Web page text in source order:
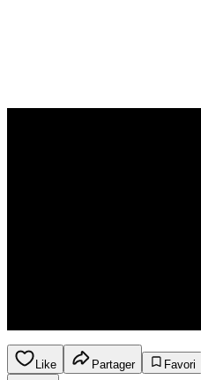
Like Partager
Favori